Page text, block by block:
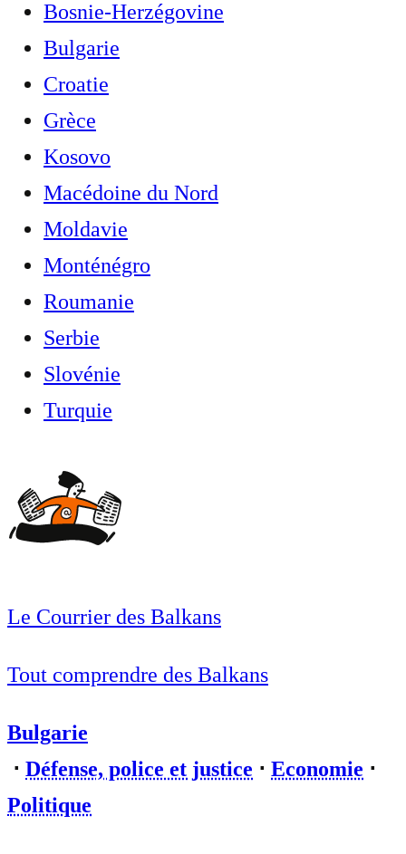
Bosnie-Herzégovine
Bulgarie
Croatie
Grèce
Kosovo
Macédoine du Nord
Moldavie
Monténégro
Roumanie
Serbie
Slovénie
Turquie
Le Courrier des Balkans
Tout comprendre des Balkans
Bulgarie
⋅ Défense, police et justice ⋅ Economie ⋅
Politique